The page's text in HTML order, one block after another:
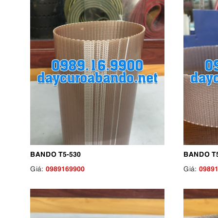
BANDO T5-530
Giá: 0989169900
BANDO
Giá: